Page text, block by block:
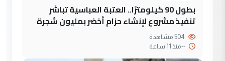
بطول 90 كيلومترًا.. العتبة العباسية تباشر
تنفيذ مشروع لإنشاء حزام أخضر بمليون شجرة
--منذ 11 ساعة